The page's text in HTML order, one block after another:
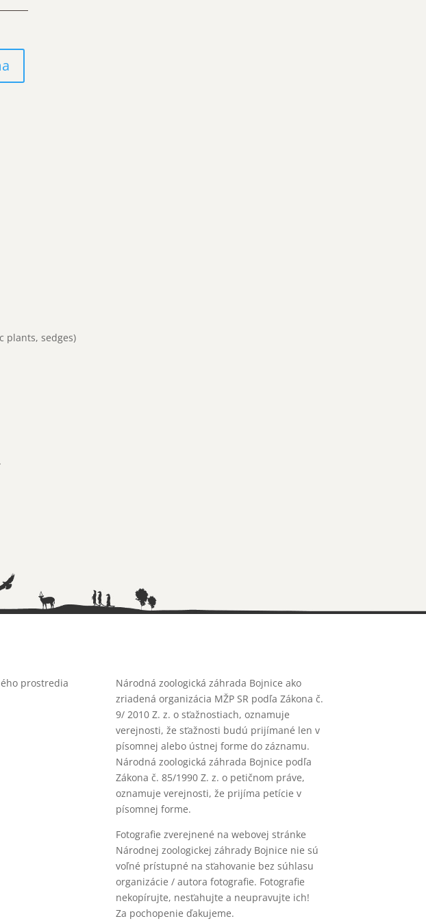
plants, sedges)
prostredia
Národná zoologická záhrada Bojnice ako
zriadená organizácia MŽP SR podľa Zákona č.
9/ 2010 Z. z. o sťažnostiach, oznamuje
verejnosti, že sťažnosti budú prijímané len v
písomnej alebo ústnej forme do záznamu.
Národná zoologická záhrada Bojnice podľa
Zákona č. 85/1990 Z. z. o petičnom práve,
oznamuje verejnosti, že prijíma petície v
písomnej forme.
Fotografie zverejnené na webovej stránke
Národnej zoologickej záhrady Bojnice nie sú
voľné prístupné na sťahovanie bez súhlasu
organizácie / autora fotografie. Fotografie
nekopírujte, nesťahujte a neupravujte ich!
Za pochopenie ďakujeme.